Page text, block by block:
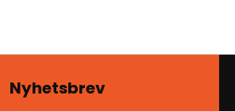
Nyhetsbrev